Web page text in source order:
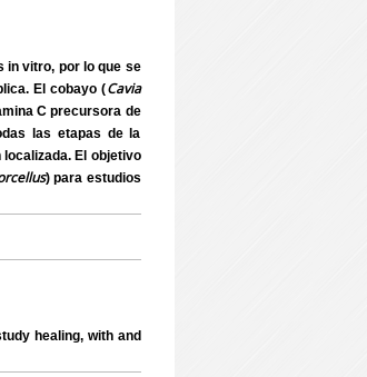
in vitro, por lo que se
El cobayo (Cavia
C precursora de
las etapas de la
El objetivo
) para estudios
healing, with and